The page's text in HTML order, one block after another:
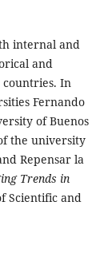
internal and
and
In
Fernando
of Buenos
the university
Repensar la
Trends in
Scientific and